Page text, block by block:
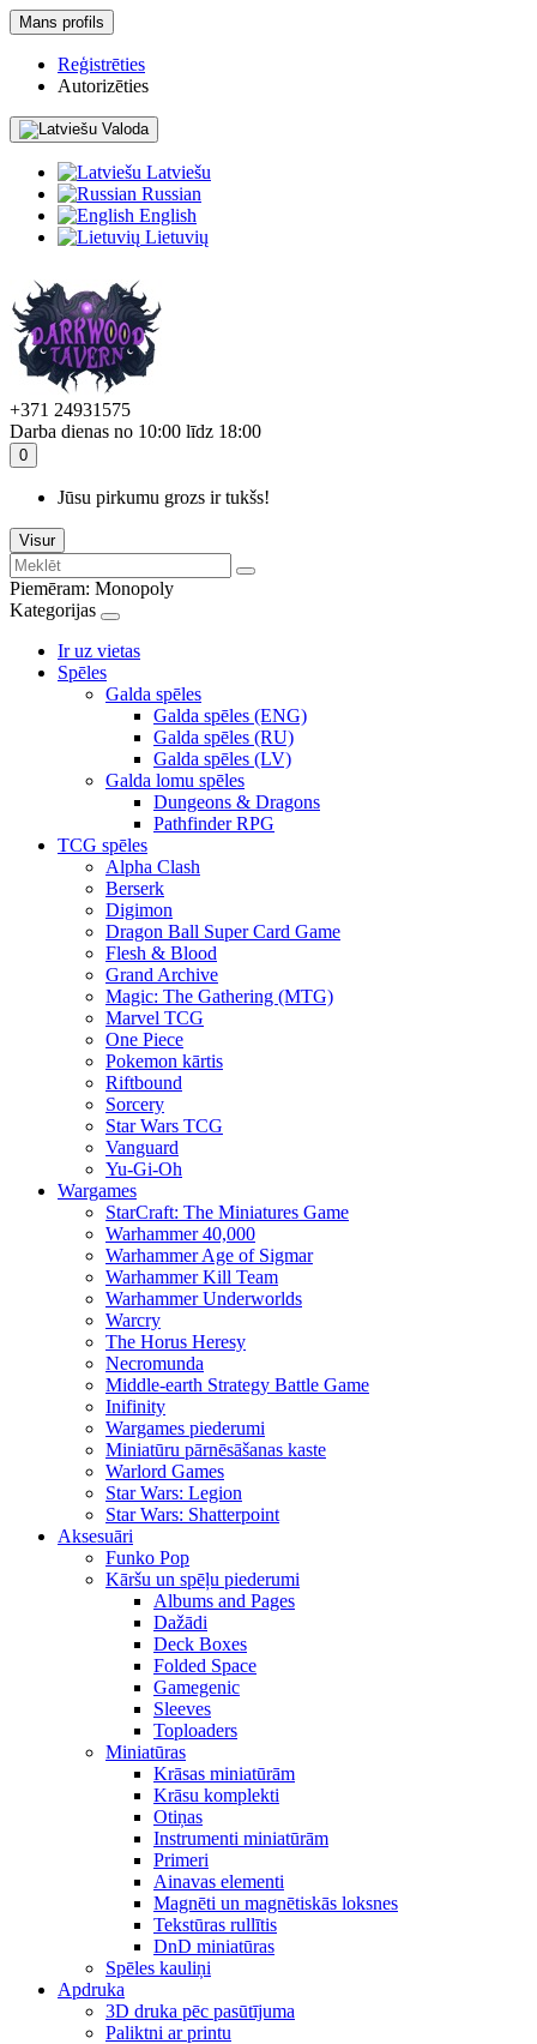
Mans profils
Reģistrēties
Autorizēties
Valoda
Latviešu
Russian
English
Lietuvių
+371 24931575
Darba dienas no 10:00 līdz 18:00
0
Jūsu pirkumu grozs ir tukšs!
Visur
Piemēram: Monopoly
Kategorijas
Ir uz vietas
Spēles
Galda spēles
Galda spēles (ENG)
Galda spēles (RU)
Galda spēles (LV)
Galda lomu spēles
Dungeons & Dragons
Pathfinder RPG
TCG spēles
Alpha Clash
Berserk
Digimon
Dragon Ball Super Card Game
Flesh & Blood
Grand Archive
Magic: The Gathering (MTG)
Marvel TCG
One Piece
Pokemon kārtis
Riftbound
Sorcery
Star Wars TCG
Vanguard
Yu-Gi-Oh
Wargames
StarCraft: The Miniatures Game
Warhammer 40,000
Warhammer Age of Sigmar
Warhammer Kill Team
Warhammer Underworlds
Warcry
The Horus Heresy
Necromunda
Middle-earth Strategy Battle Game
Inifinity
Wargames piederumi
Miniatūru pārnēsāšanas kaste
Warlord Games
Star Wars: Legion
Star Wars: Shatterpoint
Aksesuāri
Funko Pop
Kāršu un spēļu piederumi
Albums and Pages
Dažādi
Deck Boxes
Folded Space
Gamegenic
Sleeves
Toploaders
Miniatūras
Krāsas miniatūrām
Krāsu komplekti
Otiņas
Instrumenti miniatūrām
Primeri
Ainavas elementi
Magnēti un magnētiskās loksnes
Tekstūras rullītis
DnD miniatūras
Spēles kauliņi
Apdruka
3D druka pēc pasūtījuma
Paliktni ar printu